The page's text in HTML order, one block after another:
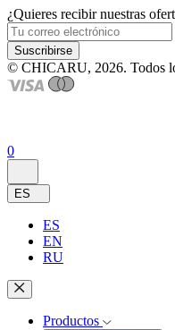
¿Quieres recibir nuestras
Suscribirse
© CHICARU, 2026. Todos
0
ES
ES
EN
RU
Productos